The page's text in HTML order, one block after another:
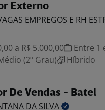
Externo
EMPREGOS E RH
a R$ 5.000,00
Entre 1
(2º Grau)
Híbrido
De Vendas - Batel
DA SILVA